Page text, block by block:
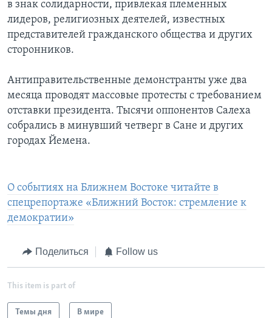
в знак солидарности, привлекая племенных
лидеров, религиозных деятелей, известных
представителей гражданского общества и других
сторонников.
Антиправительственные демонстранты уже два
месяца проводят массовые протесты с требованием
отставки президента. Тысячи оппонентов Салеха
собрались в минувший четверг в Сане и других
городах Йемена.
О событиях на Ближнем Востоке читайте в
спецрепортаже «Ближний Восток: стремление к
демократии»
Поделиться Follow us
This item is part of
Темы дня В мире